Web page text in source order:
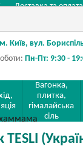
Доставка та оплата
м. Київ, вул.
Пн-Пт: 9:30 -
Вагонка,
плитка,
гімалайська
сіль
хаммама